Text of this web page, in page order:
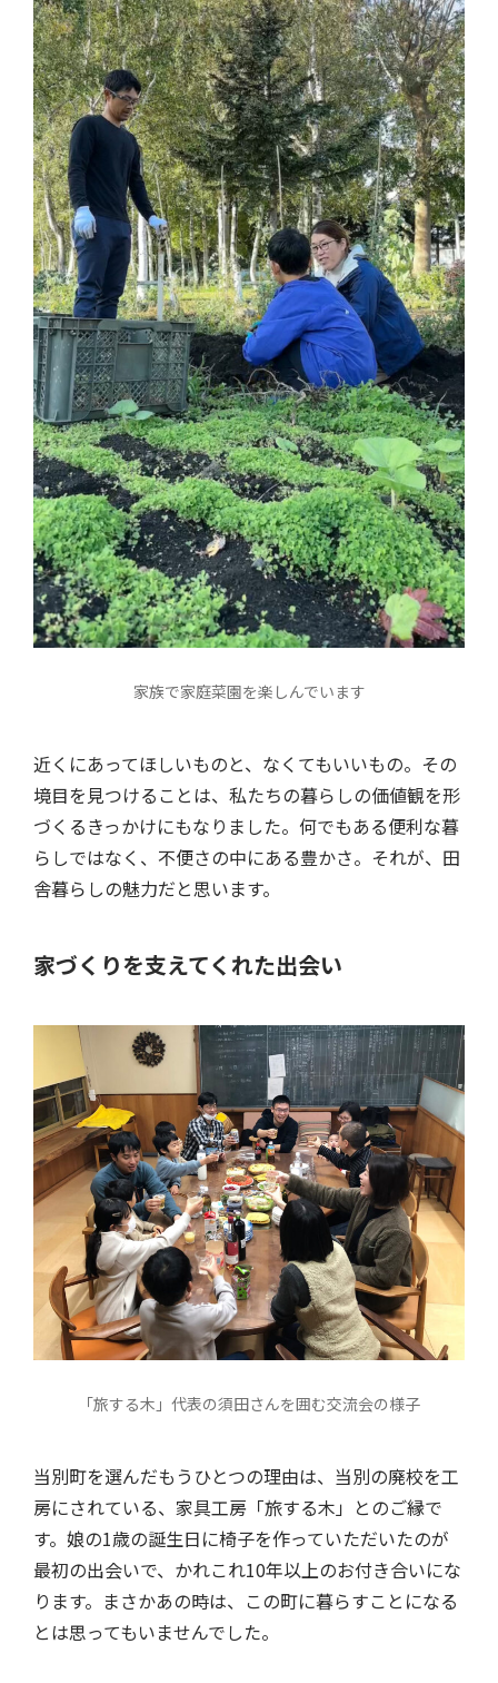
家族で家庭菜園を楽しんでいます
近くにあってほしいものと、なくてもいいもの。その
境目を見つけることは、私たちの暮らしの価値観を形
づくるきっかけにもなりました。何でもある便利な暮
らしではなく、不便さの中にある豊かさ。それが、田
舎暮らしの魅力だと思います。
家づくりを支えてくれた出会い
「旅する木」代表の須田さんを囲む交流会の様子
当別町を選んだもうひとつの理由は、当別の廃校を工
房にされている、家具工房「旅する木」とのご縁で
す。娘の1歳の誕生日に椅子を作っていただいたのが
最初の出会いで、かれこれ10年以上のお付き合いにな
ります。まさかあの時は、この町に暮らすことになる
とは思ってもいませんでした。